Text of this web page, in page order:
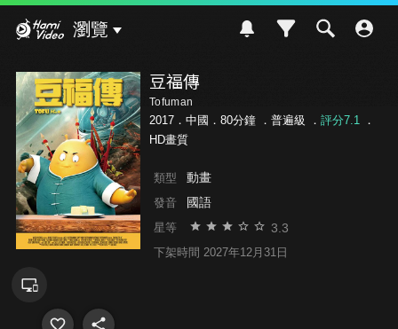
瀏覽
豆福傳
Tofuman
2017．中國．80分鐘 ． 普遍級 ． 評分7.1．
HD畫質
類型 動畫
發音 國語
星等 3.3
下架時間 2027年12月31日